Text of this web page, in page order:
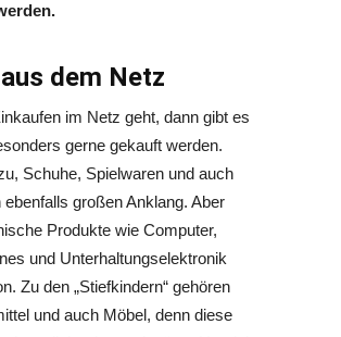
dem Netz
im Netz geht, dann gibt es
gerne gekauft werden.
Schuhe, Spielwaren und auch
großen Anklang. Aber
Produkte wie Computer,
und Unterhaltungselektronik
Zu den „Stiefkindern“ gehören
und auch Möbel, denn diese